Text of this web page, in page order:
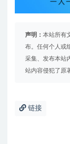
声明： 本站所有
布。任何个人或
采集、发布本站
站内容侵犯了原
链接